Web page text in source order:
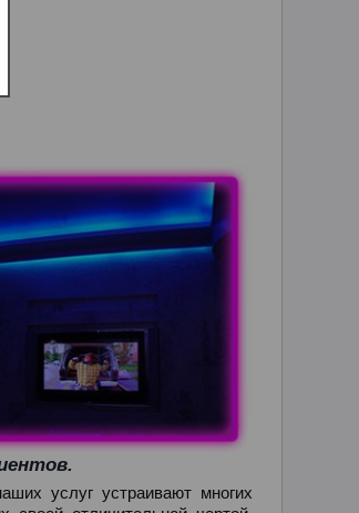
услуг устраивают многих